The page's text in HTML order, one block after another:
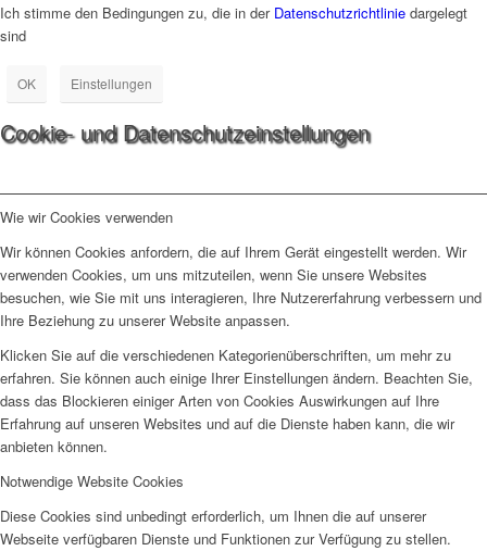
Ich stimme den Bedingungen zu, die in der Datenschutzrichtlinie dargelegt
sind
OK Einstellungen
Cookie- und Datenschutzeinstellungen
Wie wir Cookies verwenden
Wir können Cookies anfordern, die auf Ihrem Gerät eingestellt werden. Wir
verwenden Cookies, um uns mitzuteilen, wenn Sie unsere Websites
besuchen, wie Sie mit uns interagieren, Ihre Nutzererfahrung verbessern und
Ihre Beziehung zu unserer Website anpassen.
Klicken Sie auf die verschiedenen Kategorienüberschriften, um mehr zu
erfahren. Sie können auch einige Ihrer Einstellungen ändern. Beachten Sie,
dass das Blockieren einiger Arten von Cookies Auswirkungen auf Ihre
Erfahrung auf unseren Websites und auf die Dienste haben kann, die wir
anbieten können.
Notwendige Website Cookies
Diese Cookies sind unbedingt erforderlich, um Ihnen die auf unserer
Webseite verfügbaren Dienste und Funktionen zur Verfügung zu stellen.